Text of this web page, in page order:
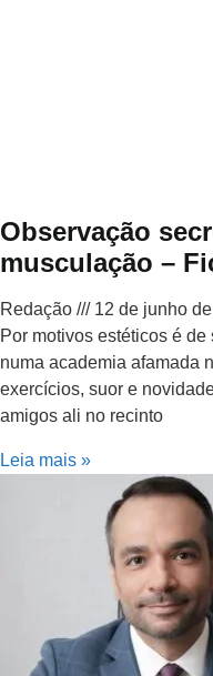
Observação
musculação –
Redação
12 de junho
Por motivos estéticos é
numa academia afamada
exercícios, suor e
amigos ali no recinto
Leia mais »